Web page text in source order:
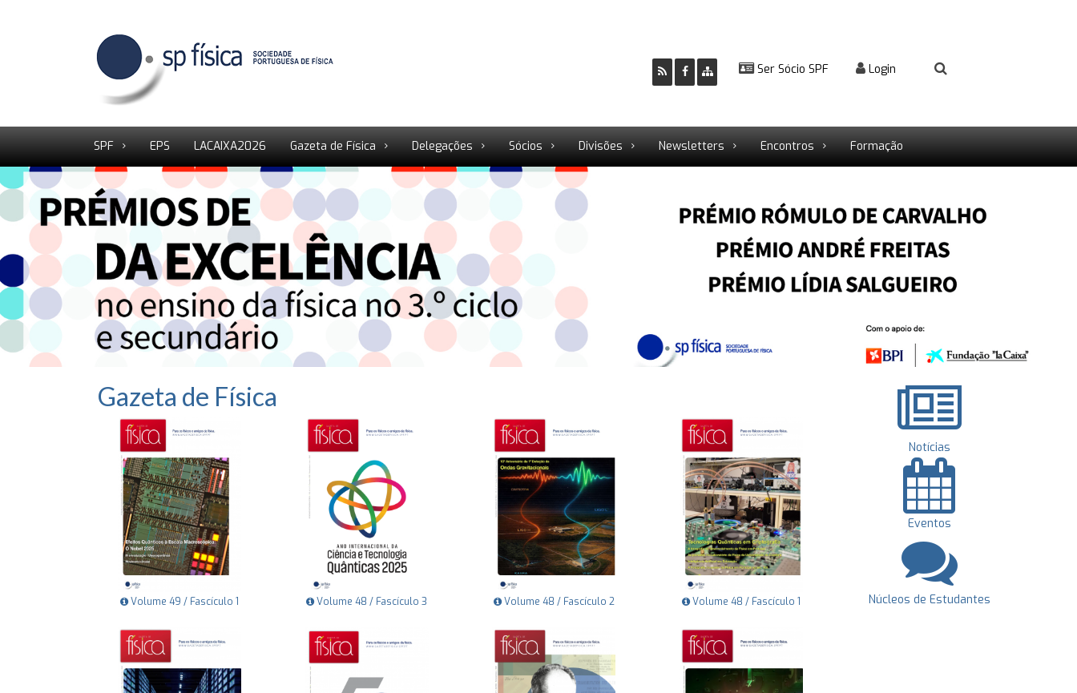
Ser Sócio SPF Login
SPF EPS LACAIXA2026 Gazeta de Física Delegações Sócios Divisões Newsletters Encontros Formação
Gazeta de Física
Volume 49 / Fascículo 1 Volume 48 / Fascículo 3 Volume 48 / Fascículo 2 Volume 48 / Fascículo 1
Notícias
Eventos
Núcleos de Estudantes